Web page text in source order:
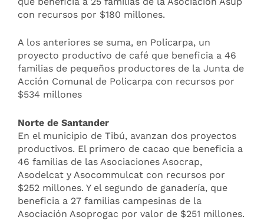
con recursos por $180 millones.
A los anteriores se suma, en Policarpa, un
proyecto productivo de café que beneficia a 46
familias de pequeños productores de la Junta de
Acción Comunal de Policarpa con recursos por
$534 millones
Norte de Santander
En el municipio de Tibú, avanzan dos proyectos
productivos. El primero de cacao que beneficia a
46 familias de las Asociaciones Asocrap,
Asodelcat y Asocommulcat con recursos por
$252 millones. Y el segundo de ganadería, que
beneficia a 27 familias campesinas de la
Asociación Asoprogac por valor de $251 millones.